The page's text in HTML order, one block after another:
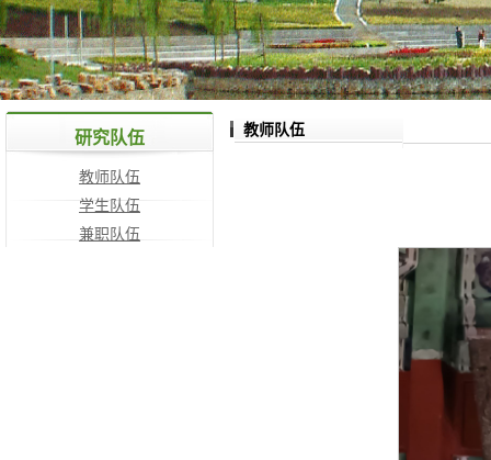
研究队伍
教师队伍
学生队伍
兼职队伍
教师队伍